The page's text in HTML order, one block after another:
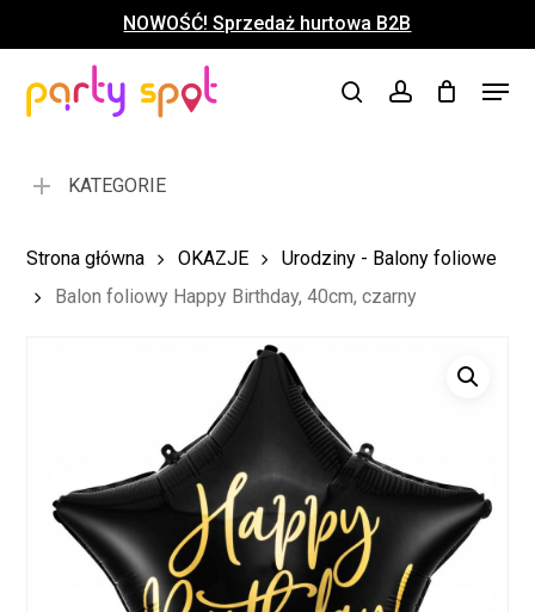
to
content
NOWOŚĆ! Sprzedaż hurtowa B2B
searchaccount
Menu
Koszyk Close
KATEGORIE
Strona główna OKAZJE
Urodziny - Balony foliowe
Balon foliowy Happy Birthday, 40cm, czarny
Menu